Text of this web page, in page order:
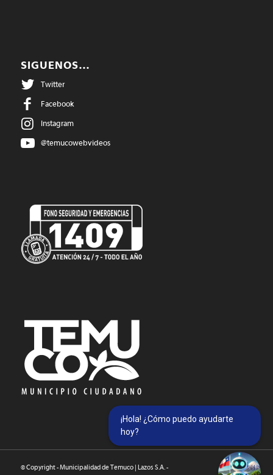
SIGUENOS…
Twitter
Facebook
Instagram
@temucowebvideos
© Copyright - Municipalidad de Temuco | Lazos S.A. -
¡Hola! ¿Cómo puedo ayudarte
hoy?